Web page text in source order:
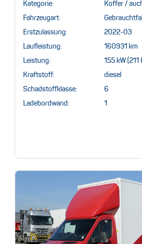
Kategorie: Koffer /
Fahrzeugart:
Erstzulassung: 2022-03
Laufleistung: 160931 km
Leistung: 155 kW (211
Kraftstoff: diesel
Schadstoffklasse: 6
Ladebordwand: 1